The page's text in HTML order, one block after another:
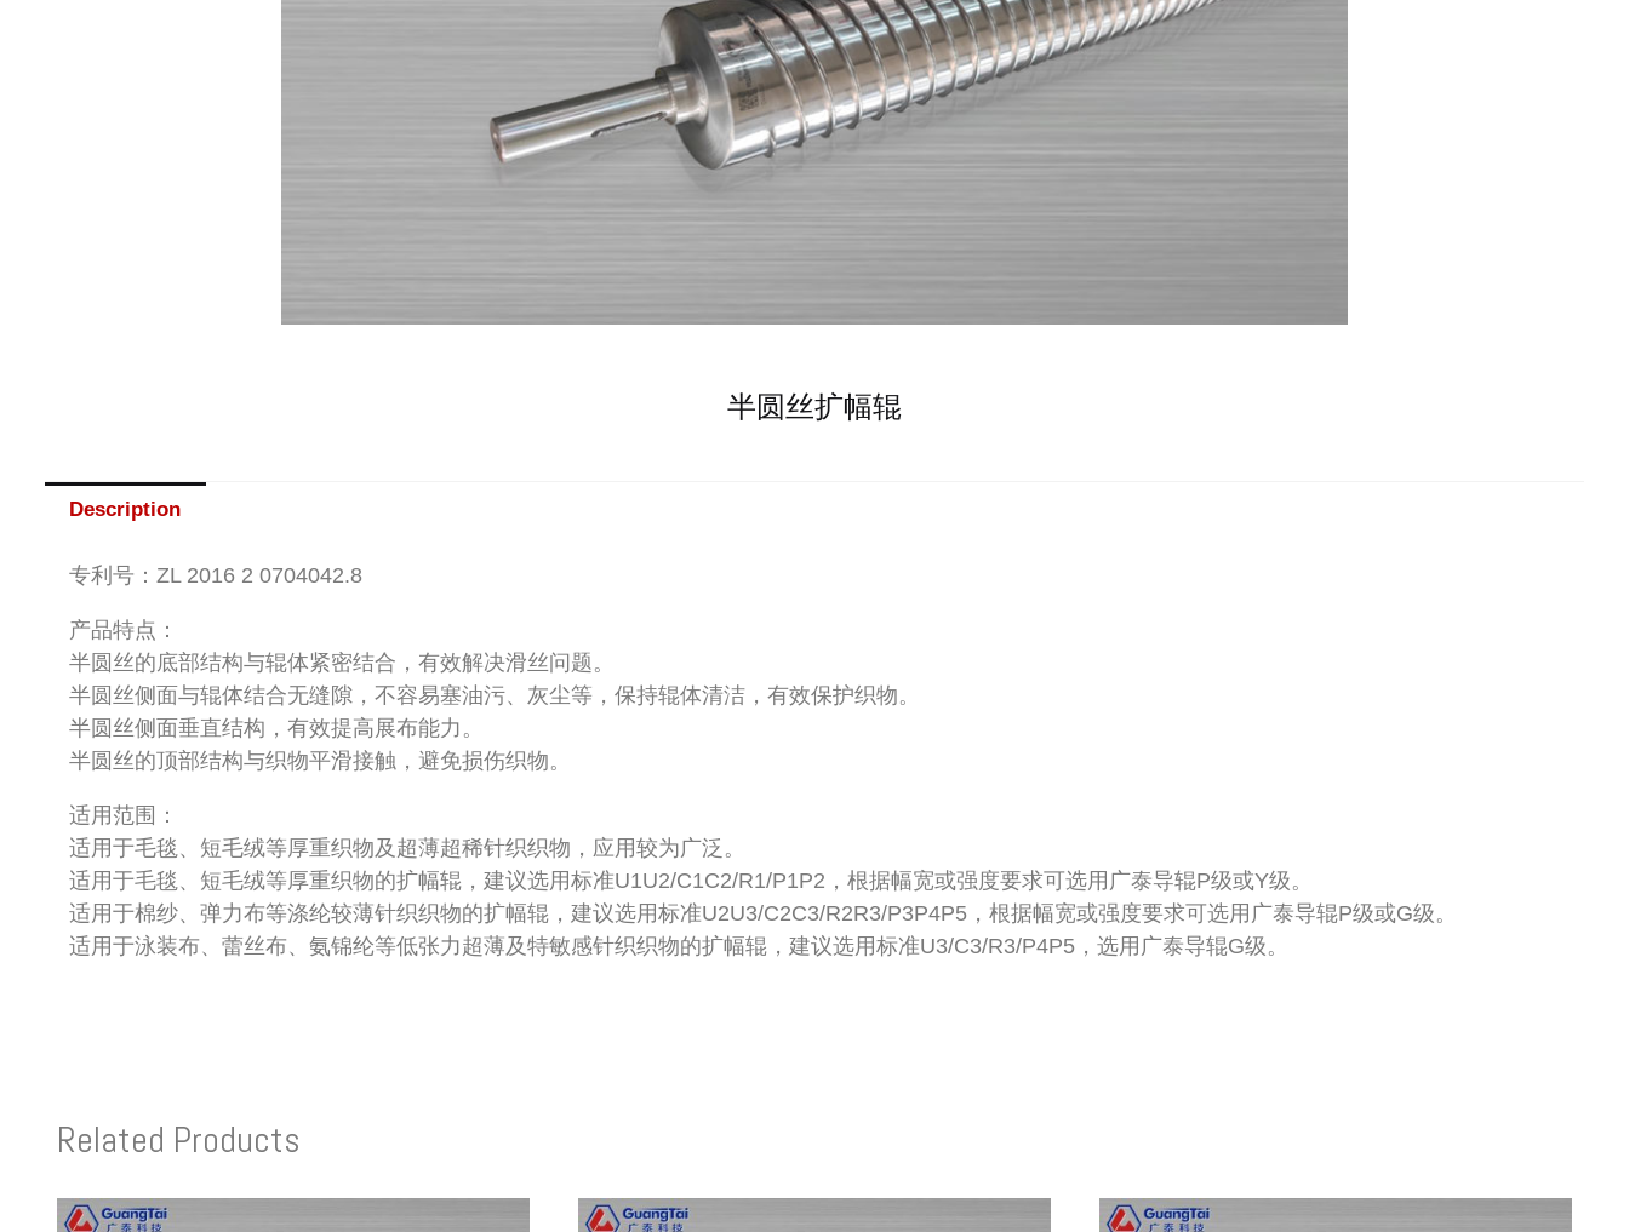
半圆丝扩幅辊
Description
专利号：ZL 2016 2 0704042.8
产品特点：
半圆丝的底部结构与辊体紧密结合，有效解决滑丝问题。
半圆丝侧面与辊体结合无缝隙，不容易塞油污、灰尘等，保持辊体清洁，有效保护织物。
半圆丝侧面垂直结构，有效提高展布能力。
半圆丝的顶部结构与织物平滑接触，避免损伤织物。
适用范围：
适用于毛毯、短毛绒等厚重织物及超薄超稀针织织物，应用较为广泛。
适用于毛毯、短毛绒等厚重织物的扩幅辊，建议选用标准U1U2/C1C2/R1/P1P2，根据幅宽或强度要求可选用广泰导辊P级或Y级。
适用于棉纱、弹力布等涤纶较薄针织织物的扩幅辊，建议选用标准U2U3/C2C3/R2R3/P3P4P5，根据幅宽或强度要求可选用广泰导辊P级或G级。
适用于泳装布、蕾丝布、氨锦纶等低张力超薄及特敏感针织织物的扩幅辊，建议选用标准U3/C3/R3/P4P5，选用广泰导辊G级。
Related Products